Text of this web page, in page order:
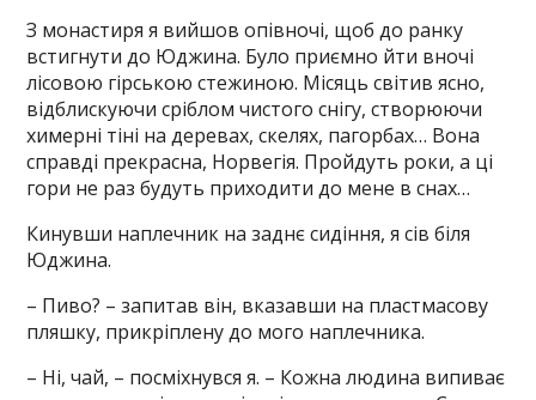
З монастиря я вийшов опівночі, щоб до ранку
встигнути до Юджина. Було приємно йти вночі
лісовою гірською стежиною. Місяць світив ясно,
відблискуючи сріблом чистого снігу, створюючи
химерні тіні на деревах, скелях, пагорбах… Вона
справді прекрасна, Норвегія. Пройдуть роки, а ці
гори не раз будуть приходити до мене в снах…
Кинувши наплечник на заднє сидіння, я сів біля
Юджина.
– Пиво? – запитав він, вказавши на пластмасову
пляшку, прикріплену до мого наплечника.
– Ні, чай, – посміхнувся я. – Кожна людина випиває